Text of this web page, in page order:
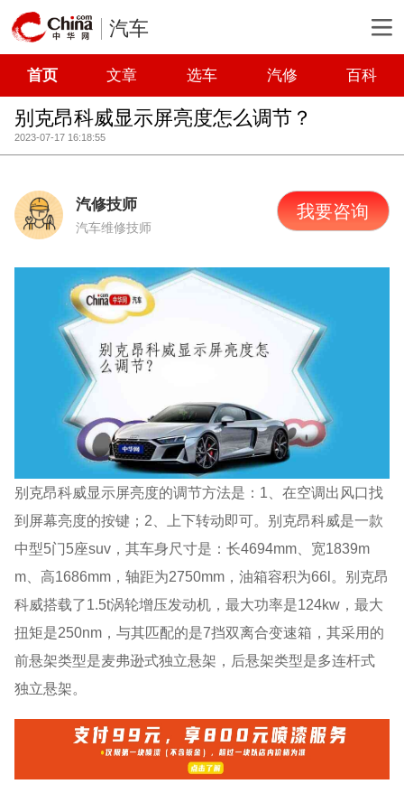
汽车
首页 文章 选车 汽修 百科
别克昂科威显示屏亮度怎么调节？
2023-07-17 16:18:55
汽修技师
汽车维修技师
我要咨询
别克昂科威显示屏亮度的调节方法是：1、在空调出风口找
到屏幕亮度的按键；2、上下转动即可。别克昂科威是一款
中型5门5座suv，其车身尺寸是：长4694mm、宽1839m
m、高1686mm，轴距为2750mm，油箱容积为66l。别克昂
科威搭载了1.5t涡轮增压发动机，最大功率是124kw，最大
扭矩是250nm，与其匹配的是7挡双离合变速箱，其采用的
前悬架类型是麦弗逊式独立悬架，后悬架类型是多连杆式
独立悬架。